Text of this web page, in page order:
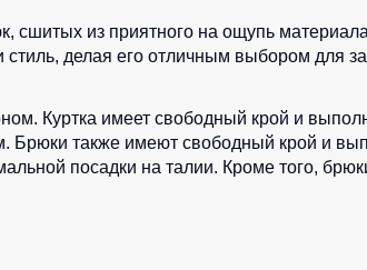
сшитых из приятного на ощупь
делая его отличным выбором для
Куртка имеет свободный крой и
также имеют свободный крой и
посадки на талии. Кроме того,